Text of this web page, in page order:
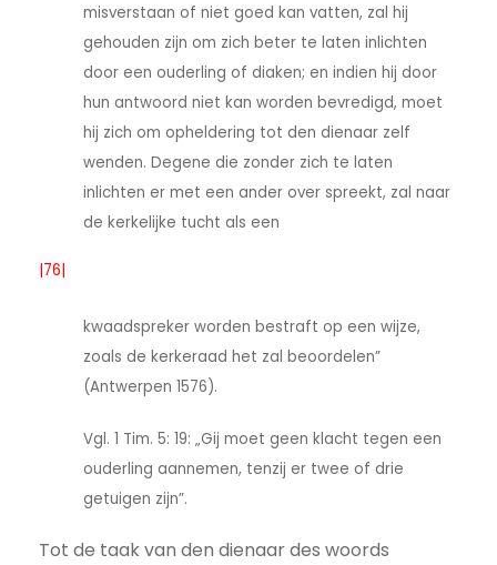
misverstaan of niet goed kan vatten, zal hij
gehouden zijn om zich beter te laten inlichten
door een ouderling of diaken; en indien hij door
hun antwoord niet kan worden bevredigd, moet
hij zich om opheldering tot den dienaar zelf
wenden. Degene die zonder zich te laten
inlichten er met een ander over spreekt, zal naar
de kerkelijke tucht als een
|76|
kwaadspreker worden bestraft op een wijze,
zoals de kerkeraad het zal beoordelen”
(Antwerpen 1576).
Vgl. 1 Tim. 5: 19: „Gij moet geen klacht tegen een
ouderling aannemen, tenzij er twee of drie
getuigen zijn”.
Tot de taak van den dienaar des woords